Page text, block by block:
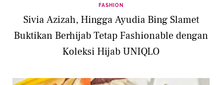
FASHION
Sivia Azizah, Hingga Ayudia Bing Slamet
Buktikan Berhijab Tetap Fashionable dengan
Koleksi Hijab UNIQLO